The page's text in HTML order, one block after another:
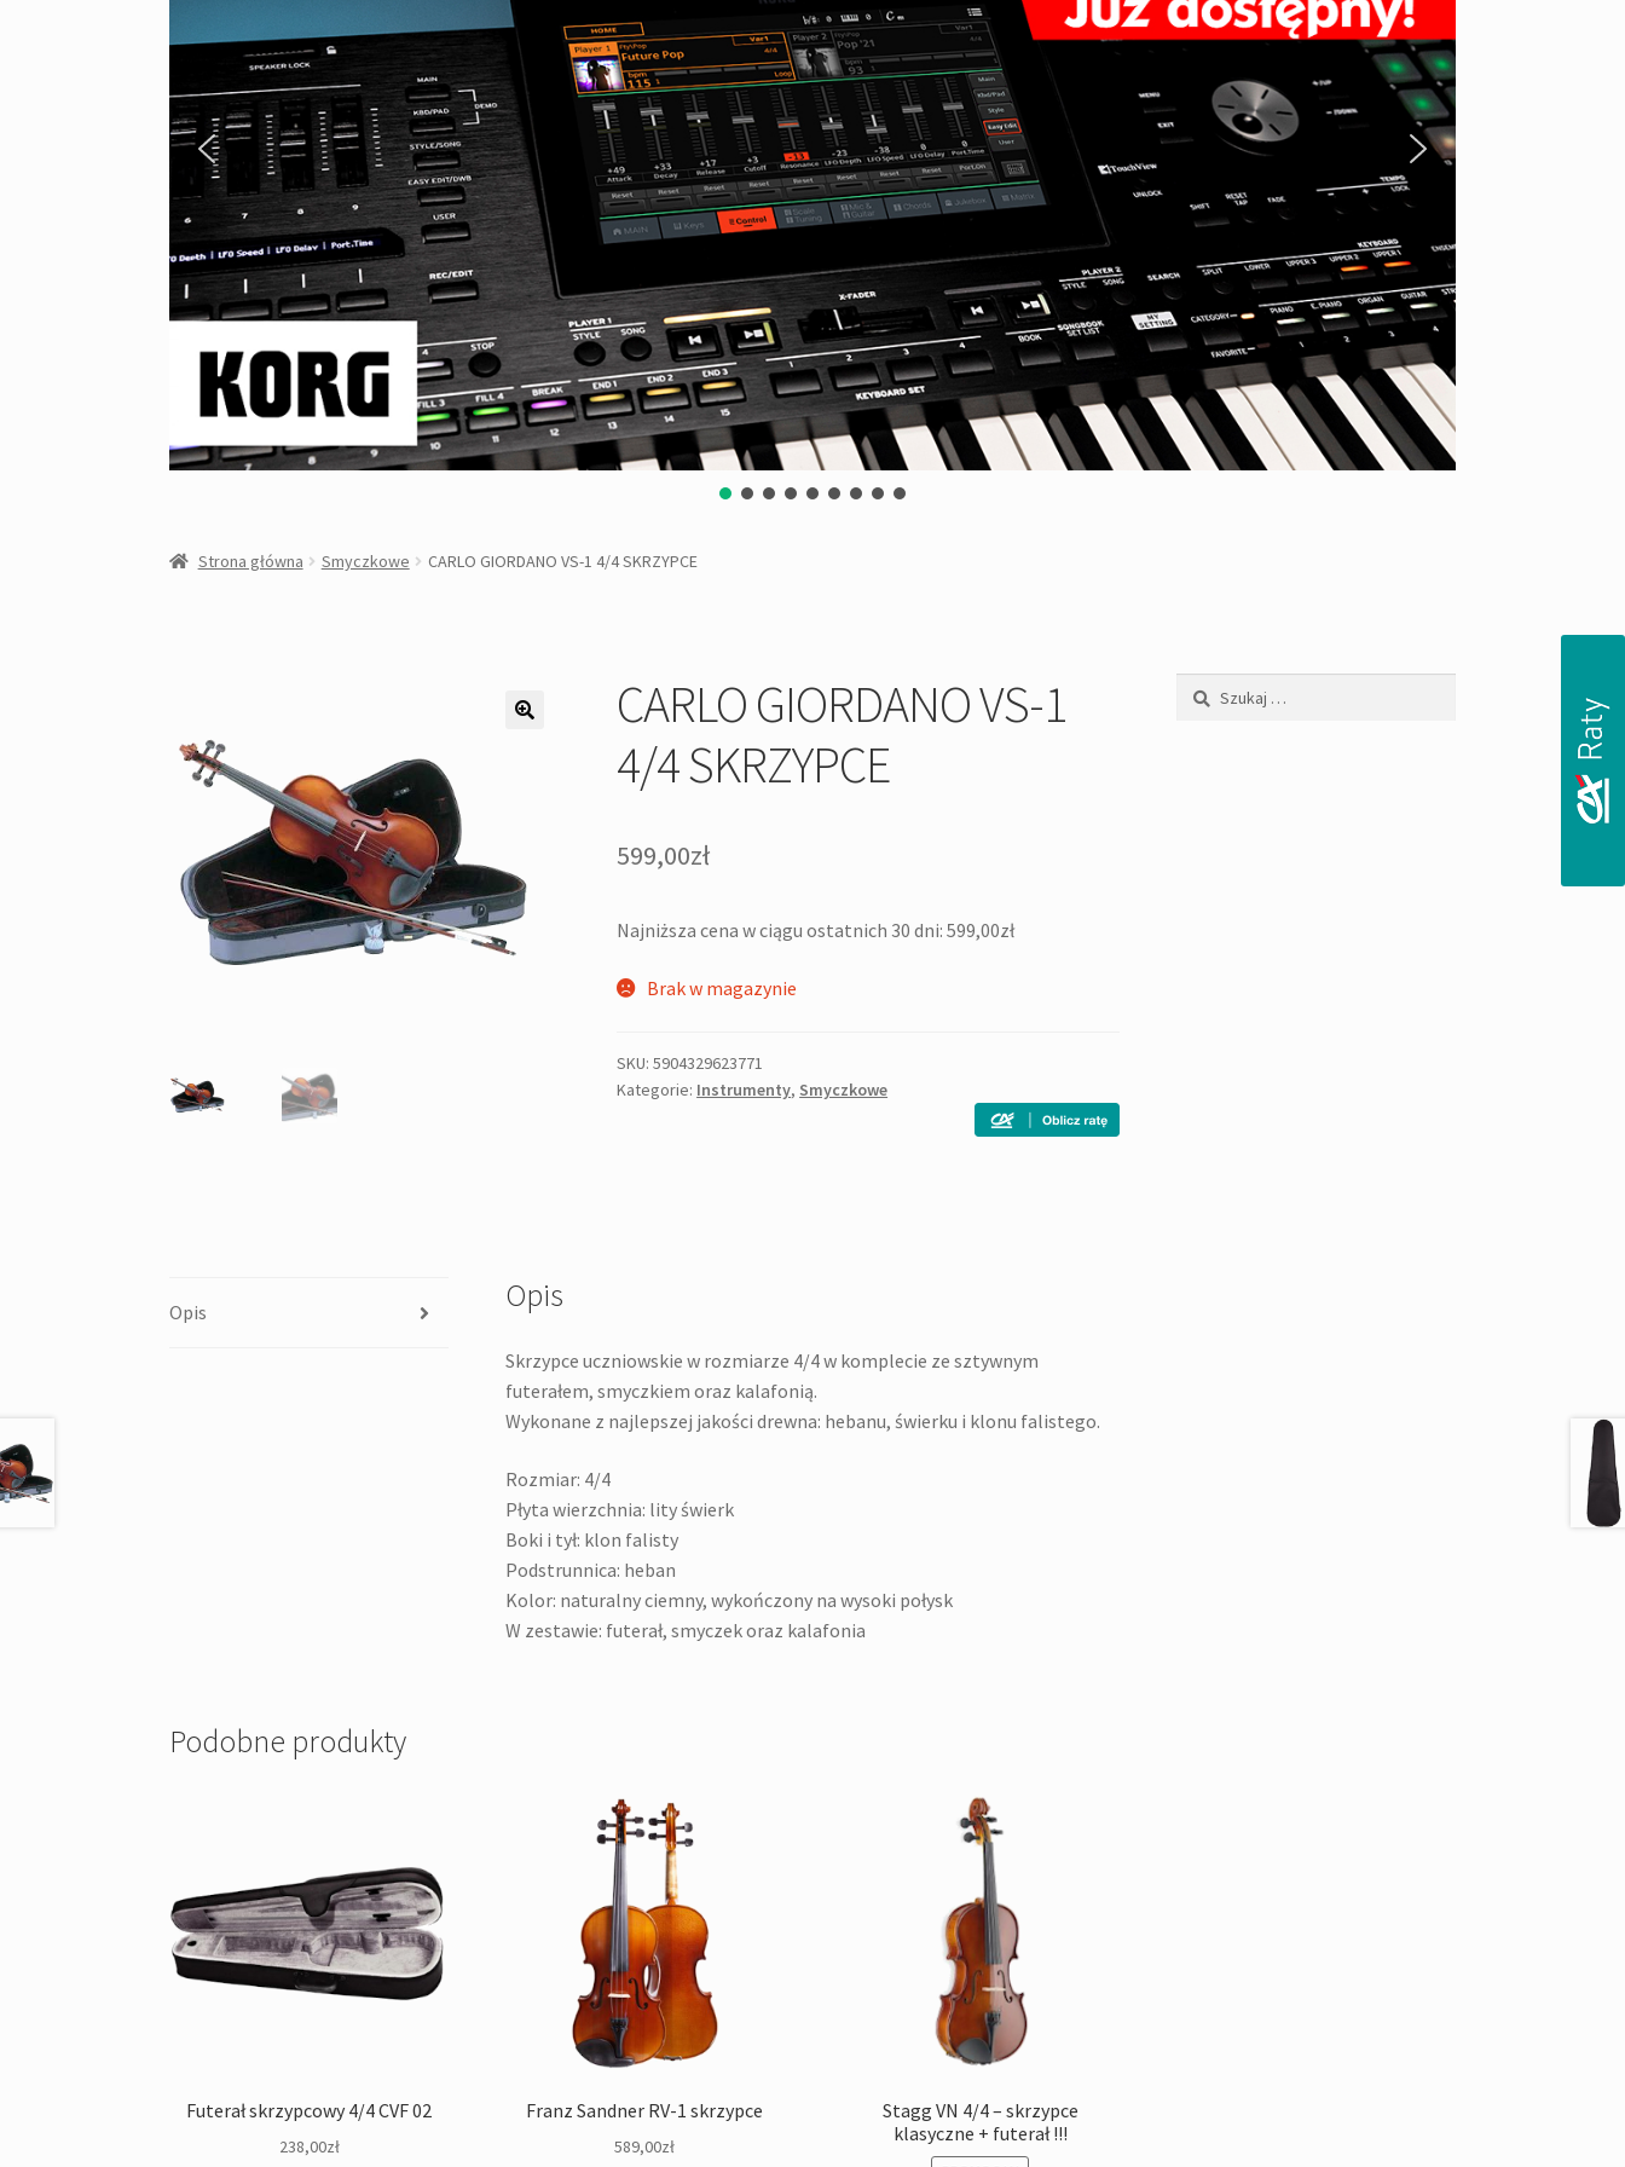
Strona główna Smyczkowe CARLO GIORDANO VS-1 4/4 SKRZYPCE
CARLO GIORDANO VS-1
4/4 SKRZYPCE
599,00zł
Najniższa cena w ciągu ostatnich 30 dni:599,00zł
Brak w magazynie
SKU:5904329623771
Kategorie: Instrumenty, Smyczkowe
Opis Opis
Skrzypce uczniowskie w rozmiarze 4/4 w komplecie ze sztywnym
futerałem, smyczkiem oraz kalafonią.
Wykonane z najlepszej jakości drewna: hebanu, świerku i klonu falistego.
Rozmiar: 4/4
Płyta wierzchnia: lity świerk
Boki i tył: klon falisty
Podstrunnica: heban
Kolor: naturalny ciemny, wykończony na wysoki połysk
W zestawie: futerał, smyczek oraz kalafonia
Podobne produkty
Futerał skrzypcowy 4/4 CVF 02
238,00zł
Franz Sandner RV-1 skrzypce
589,00zł
Stagg VN 4/4 – skrzypce
klasyczne + futerał !!!
Szukaj: